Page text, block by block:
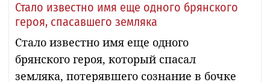
Стало известно имя еще одного брянского
героя, спасавшего земляка
Стало известно имя еще одного
брянского героя, который спасал
земляка, потерявшего сознание в бочке